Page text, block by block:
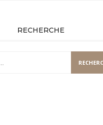
RECHERCHE